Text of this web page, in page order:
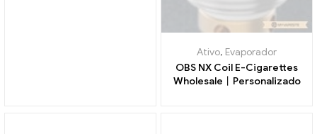
Ativo, Evaporador
OBS NX Coil E-Cigarettes
Wholesale丨Personalizado